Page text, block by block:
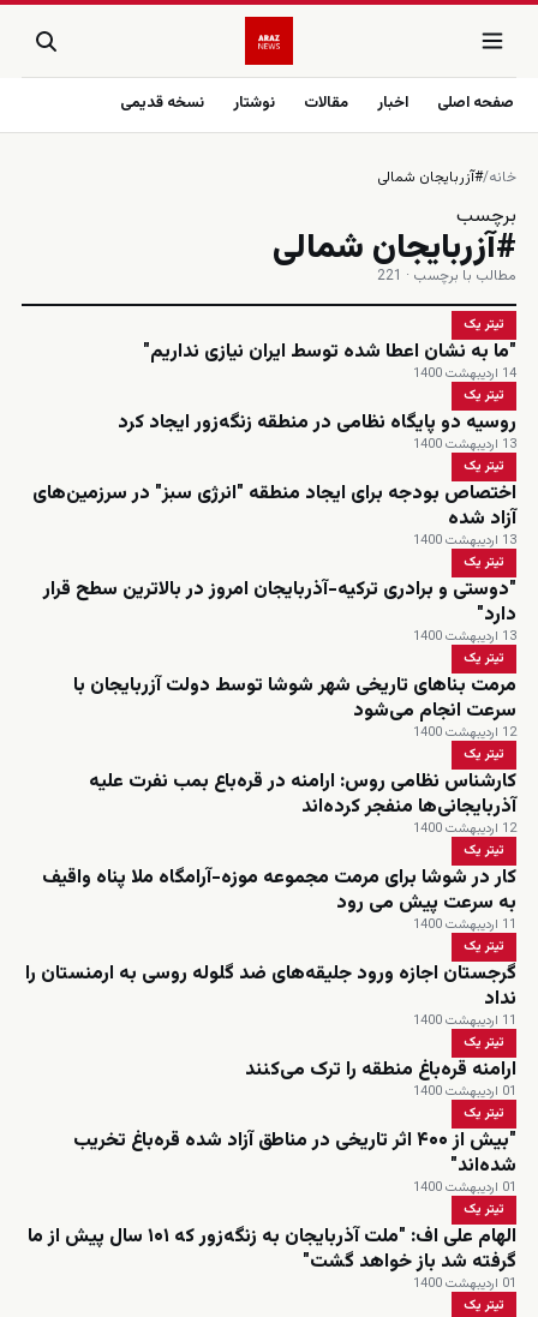
صفحه اصلی اخبار مقالات نوشتار نسخه قدیمی
خانه/#آزربایجان شمالی
برچسب
#آزربایجان شمالی
مطالب با برچسب · 221
تیتر یک
"ما به نشان اعطا شده توسط ایران نیازی نداریم"
14 اردیبهشت 1400
تیتر یک
روسیه دو پایگاه نظامی در منطقه زنگه‌زور ایجاد کرد
13 اردیبهشت 1400
تیتر یک
اختصاص بودجه برای ایجاد منطقه "انرژی سبز" در سرزمین‌های
آزاد شده
13 اردیبهشت 1400
تیتر یک
"دوستی و برادری ترکیه-آذربایجان امروز در بالاترین سطح قرار
دارد"
13 اردیبهشت 1400
تیتر یک
مرمت بناهای تاریخی شهر شوشا توسط دولت آزربایجان با
سرعت انجام می‌شود
12 اردیبهشت 1400
تیتر یک
کارشناس نظامی روس: ارامنه در قره‌باع بمب نفرت علیه
آذربایجانی‌ها منفجر کرده‌اند
12 اردیبهشت 1400
تیتر یک
کار در شوشا برای مرمت مجموعه موزه-آرامگاه ملا پناه واقیف
به سرعت پیش می رود
11 اردیبهشت 1400
تیتر یک
گرجستان اجازه ورود جلیقه‌های ضد گلوله روسی به ارمنستان را
نداد
11 اردیبهشت 1400
تیتر یک
ارامنه قره‌باغ منطقه را ترک می‌کنند
01 اردیبهشت 1400
تیتر یک
"بیش از ۴۰۰ اثر تاریخی در مناطق آزاد شده قره‌باغ تخریب
شده‌اند"
01 اردیبهشت 1400
تیتر یک
الهام علی اف: "ملت آذربایجان به زنگه‌زور که ۱۰۱ سال پیش از ما
گرفته شد باز خواهد گشت"
01 اردیبهشت 1400
تیتر یک